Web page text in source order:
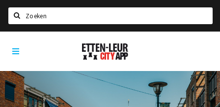
Home
Agenda
Deals
Party pics
Etten-
Leur